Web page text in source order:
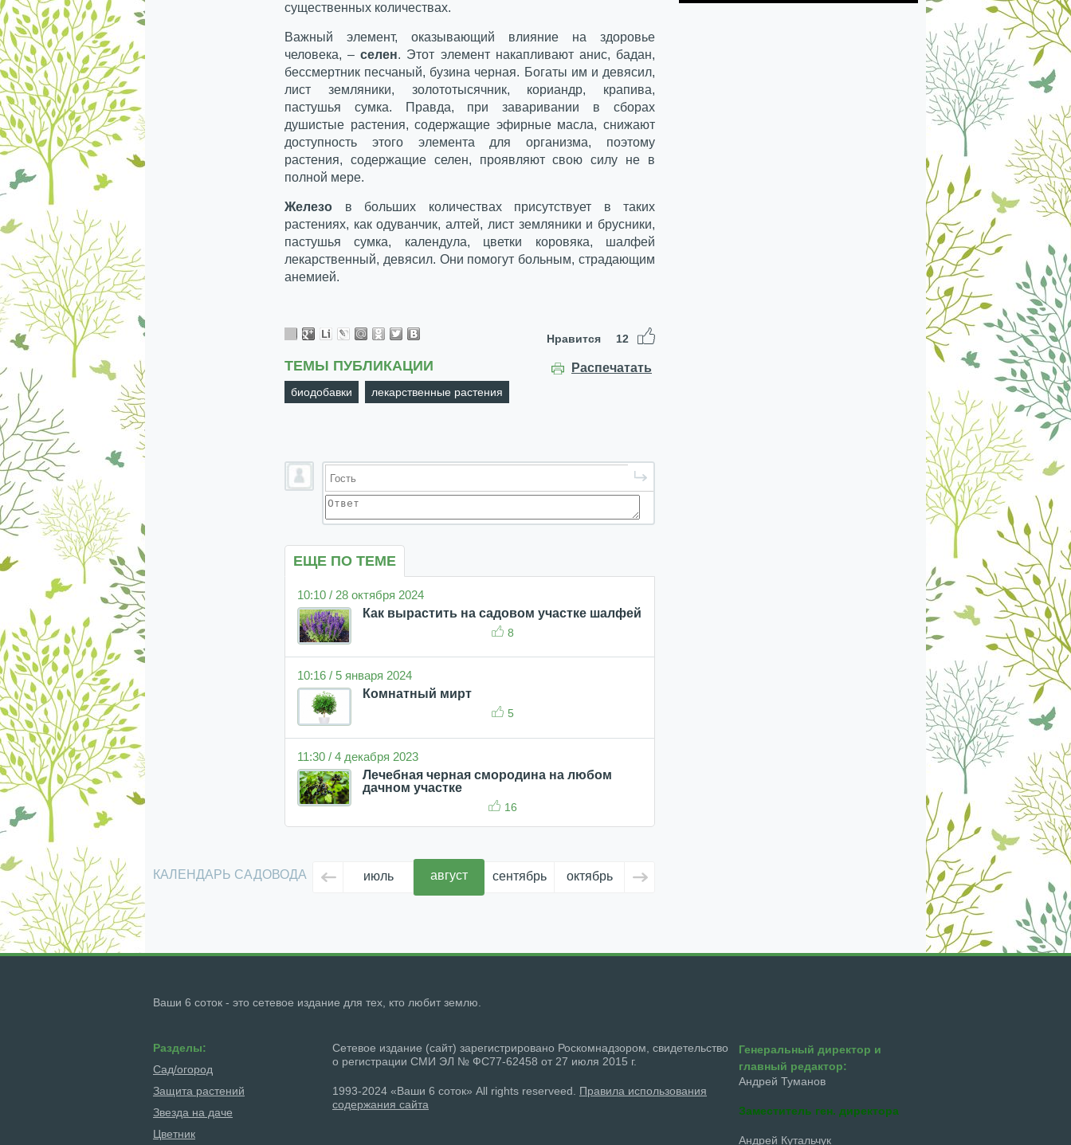
существенных количествах.
Важный элемент, оказывающий влияние на здоровье
человека, –селен. Этот элемент накапливают анис, бадан,
бессмертник песчаный, бузина черная. Богаты им и девясил,
лист земляники, золототысячник, кориандр, крапива,
пастушья сумка. Правда, при заваривании в сборах
душистые растения, содержащие эфирные масла, снижают
доступность этого элемента для организма, поэтому
растения, содержащие селен, проявляют свою силу не в
полной мере.
Железо в больших количествах присутствует в таких
растениях, как одуванчик, алтей, лист земляники и брусники,
пастушья сумка, календула, цветки коровяка, шалфей
лекарственный, девясил. Они помогут больным, страдающим
анемией.
Нравится 12
Распечатать
ТЕМЫ ПУБЛИКАЦИИ
биодобавки лекарственные растения
ЕЩЕ ПО ТЕМЕ
10:10 / 28 октября 2024
Как вырастить на садовом участке шалфей
8
10:16 / 5 января 2024
Комнатный мирт
5
11:30 / 4 декабря 2023
Лечебная черная смородина на любом
дачном участке
16
КАЛЕНДАРЬ САДОВОДА июль август сентябрь октябрь ноябрь март апрель
Ваши 6 соток - это сетевое издание для тех, кто любит землю.
Разделы:
Сад/огород
Защита растений
Звезда на даче
Цветник
Сетевое издание (сайт) зарегистрировано Роскомнадзором, свидетельство
о регистрации СМИ ЭЛ № ФС77-62458 от 27 июля 2015 г.
1993-2024 «Ваши 6 соток» All rights reserveed. Правила использования
содержания сайта
Генеральный директор и
главный редактор:
Андрей Туманов
Заместитель ген. директора
Андрей Кутальчук